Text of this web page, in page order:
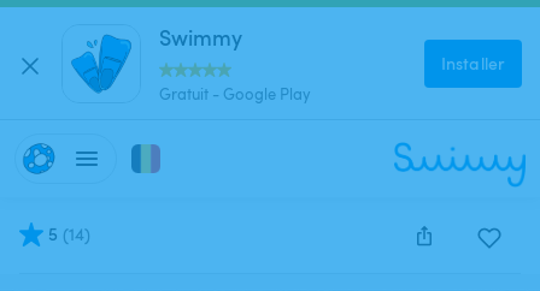
Swimmy
Gratuit - Google Play
Installer
5 (14)